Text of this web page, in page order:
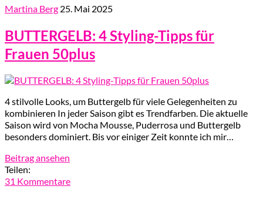
Martina Berg 25. Mai 2025
BUTTERGELB: 4 Styling-Tipps für
Frauen 50plus
4 stilvolle Looks, um Buttergelb für viele Gelegenheiten zu
kombinieren In jeder Saison gibt es Trendfarben. Die aktuelle
Saison wird von Mocha Mousse, Puderrosa und Buttergelb
besonders dominiert. Bis vor einiger Zeit konnte ich mir…
Beitrag ansehen
Teilen:
31 Kommentare